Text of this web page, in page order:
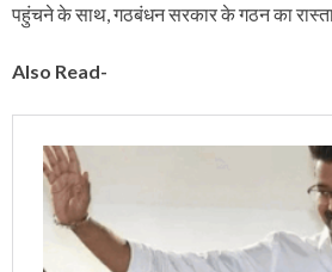
पहुंचने के साथ, गठबंधन सरकार के गठन का रास्ता
Also Read-